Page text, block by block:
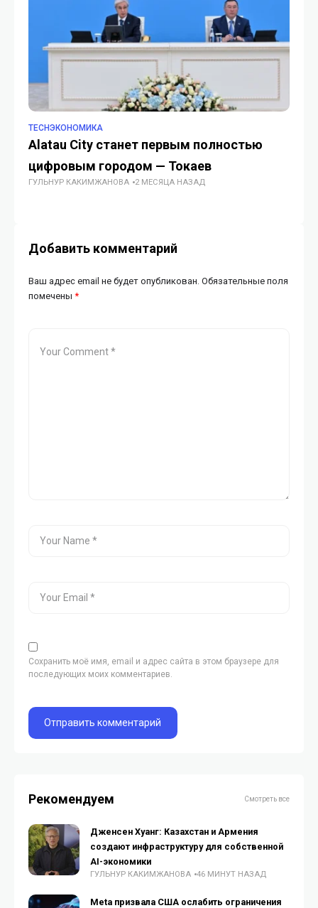
TECHЭКОНОМИКА
Alatau City станет первым полностью
цифровым городом — Токаев
ГУЛЬНУР КАКИМЖАНОВА 2 МЕСЯЦА НАЗАД
Добавить комментарий
Ваш адрес email не будет опубликован. Обязательные поля
помечены *
Сохранить моё имя, email и адрес сайта в этом браузере для
последующих моих комментариев.
Рекомендуем Смотреть все
Дженсен Хуанг: Казахстан и Армения
создают инфраструктуру для собственной
AI-экономики
ГУЛЬНУР КАКИМЖАНОВА 46 МИНУТ НАЗАД
Meta призвала США ослабить ограничения